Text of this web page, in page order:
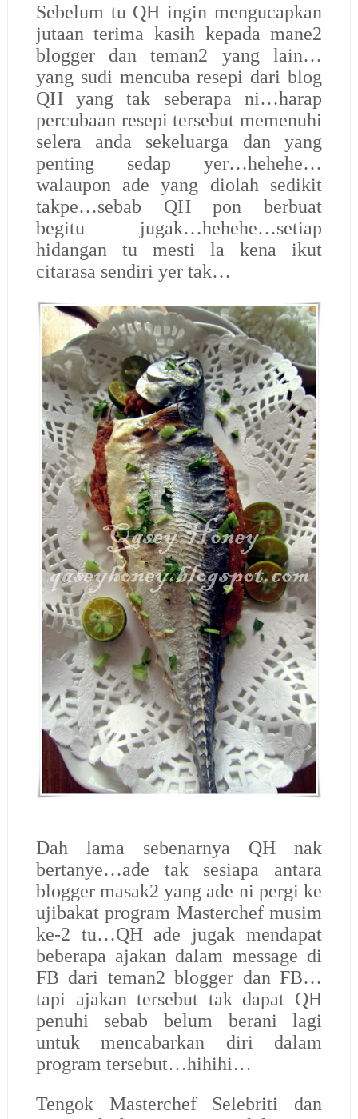
Sebelum tu QH ingin mengucapkan
jutaan terima kasih kepada mane2
blogger dan teman2 yang lain…
yang sudi mencuba resepi dari blog
QH yang tak seberapa ni…harap
percubaan resepi tersebut memenuhi
selera anda sekeluarga dan yang
penting sedap yer…hehehe…
walaupon ade yang diolah sedikit
takpe…sebab QH pon berbuat
begitu jugak…hehehe…setiap
hidangan tu mesti la kena ikut
citarasa sendiri yer tak…
Dah lama sebenarnya QH nak
bertanye…ade tak sesiapa antara
blogger masak2 yang ade ni pergi ke
ujibakat program Masterchef musim
ke-2 tu…QH ade jugak mendapat
beberapa ajakan dalam message di
FB dari teman2 blogger dan FB…
tapi ajakan tersebut tak dapat QH
penuhi sebab belum berani lagi
untuk mencabarkan diri dalam
program tersebut…hihihi…
Tengok Masterchef Selebriti dan